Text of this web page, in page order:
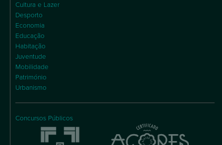
Cultura e Lazer
Desporto
Economia
Educação
Habitação
Juventude
Mobilidade
Património
Urbanismo
Concursos Públicos